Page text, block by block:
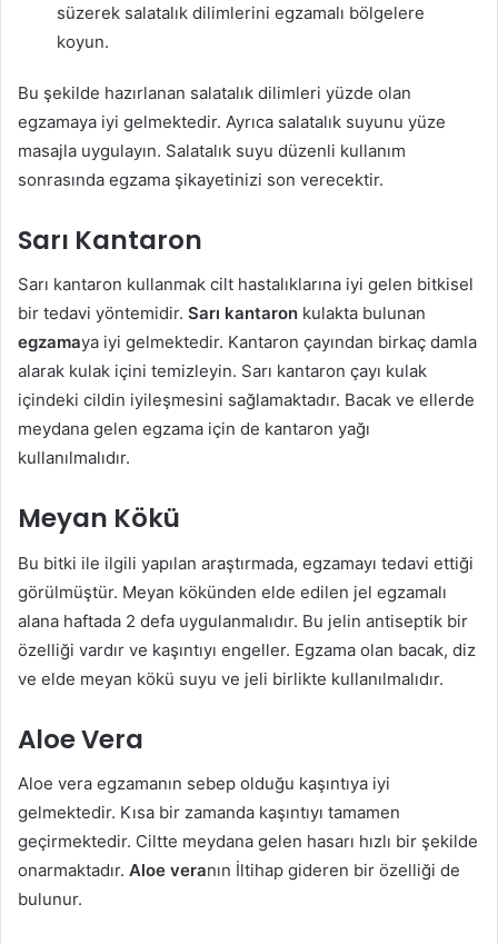
süzerek salatalık dilimlerini egzamalı bölgelere
koyun.
Bu şekilde hazırlanan salatalık dilimleri yüzde olan
egzamaya iyi gelmektedir. Ayrıca salatalık suyunu yüze
masajla uygulayın. Salatalık suyu düzenli kullanım
sonrasında egzama şikayetinizi son verecektir.
Sarı Kantaron
Sarı kantaron kullanmak cilt hastalıklarına iyi gelen bitkisel
bir tedavi yöntemidir. Sarı kantaron kulakta bulunan
egzamaya iyi gelmektedir. Kantaron çayından birkaç damla
alarak kulak içini temizleyin. Sarı kantaron çayı kulak
içindeki cildin iyileşmesini sağlamaktadır. Bacak ve ellerde
meydana gelen egzama için de kantaron yağı
kullanılmalıdır.
Meyan Kökü
Bu bitki ile ilgili yapılan araştırmada, egzamayı tedavi ettiği
görülmüştür. Meyan kökünden elde edilen jel egzamalı
alana haftada 2 defa uygulanmalıdır. Bu jelin antiseptik bir
özelliği vardır ve kaşıntıyı engeller. Egzama olan bacak, diz
ve elde meyan kökü suyu ve jeli birlikte kullanılmalıdır.
Aloe Vera
Aloe vera egzamanın sebep olduğu kaşıntıya iyi
gelmektedir. Kısa bir zamanda kaşıntıyı tamamen
geçirmektedir. Ciltte meydana gelen hasarı hızlı bir şekilde
onarmaktadır. Aloe veranın İltihap gideren bir özelliği de
bulunur.